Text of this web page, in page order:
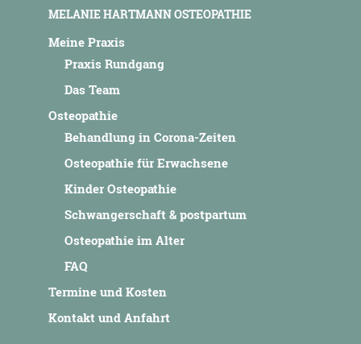
MELANIE HARTMANN OSTEOPATHIE
Meine Praxis
Praxis Rundgang
Das Team
Osteopathie
Behandlung in Corona-Zeiten
Osteopathie für Erwachsene
Kinder Osteopathie
Schwangerschaft & postpartum
Osteopathie im Alter
FAQ
Termine und Kosten
Kontakt und Anfahrt